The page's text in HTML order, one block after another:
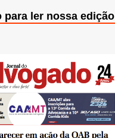
para ler nossa edição